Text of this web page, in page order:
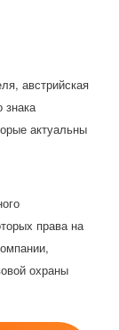
австрийская
знака
актуальны
права на
охраны